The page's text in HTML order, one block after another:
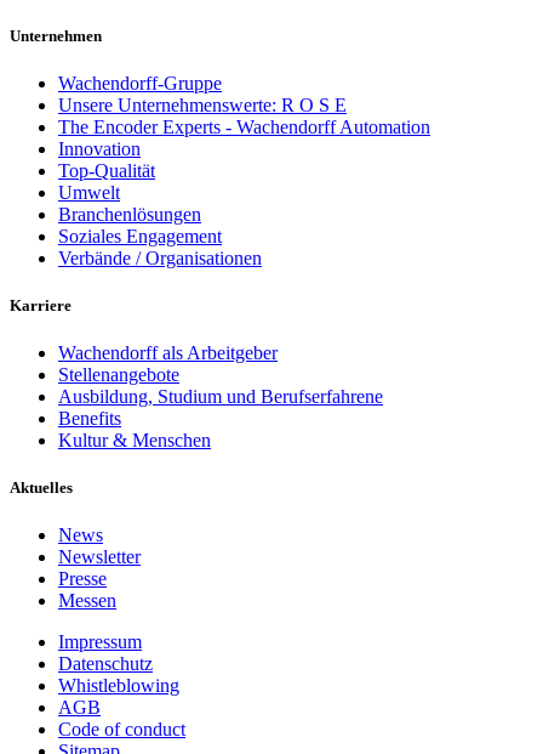
Unternehmen
Wachendorff-Gruppe
Unsere Unternehmenswerte: R O S E
The Encoder Experts - Wachendorff Automation
Innovation
Top-Qualität
Umwelt
Branchenlösungen
Soziales Engagement
Verbände / Organisationen
Karriere
Wachendorff als Arbeitgeber
Stellenangebote
Ausbildung, Studium und Berufserfahrene
Benefits
Kultur & Menschen
Aktuelles
News
Newsletter
Presse
Messen
Impressum
Datenschutz
Whistleblowing
AGB
Code of conduct